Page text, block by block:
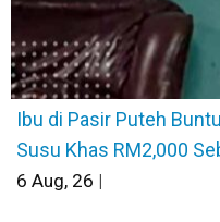
Ibu di Pasir Puteh
Susu Khas RM2,000
6 Aug, 26 |